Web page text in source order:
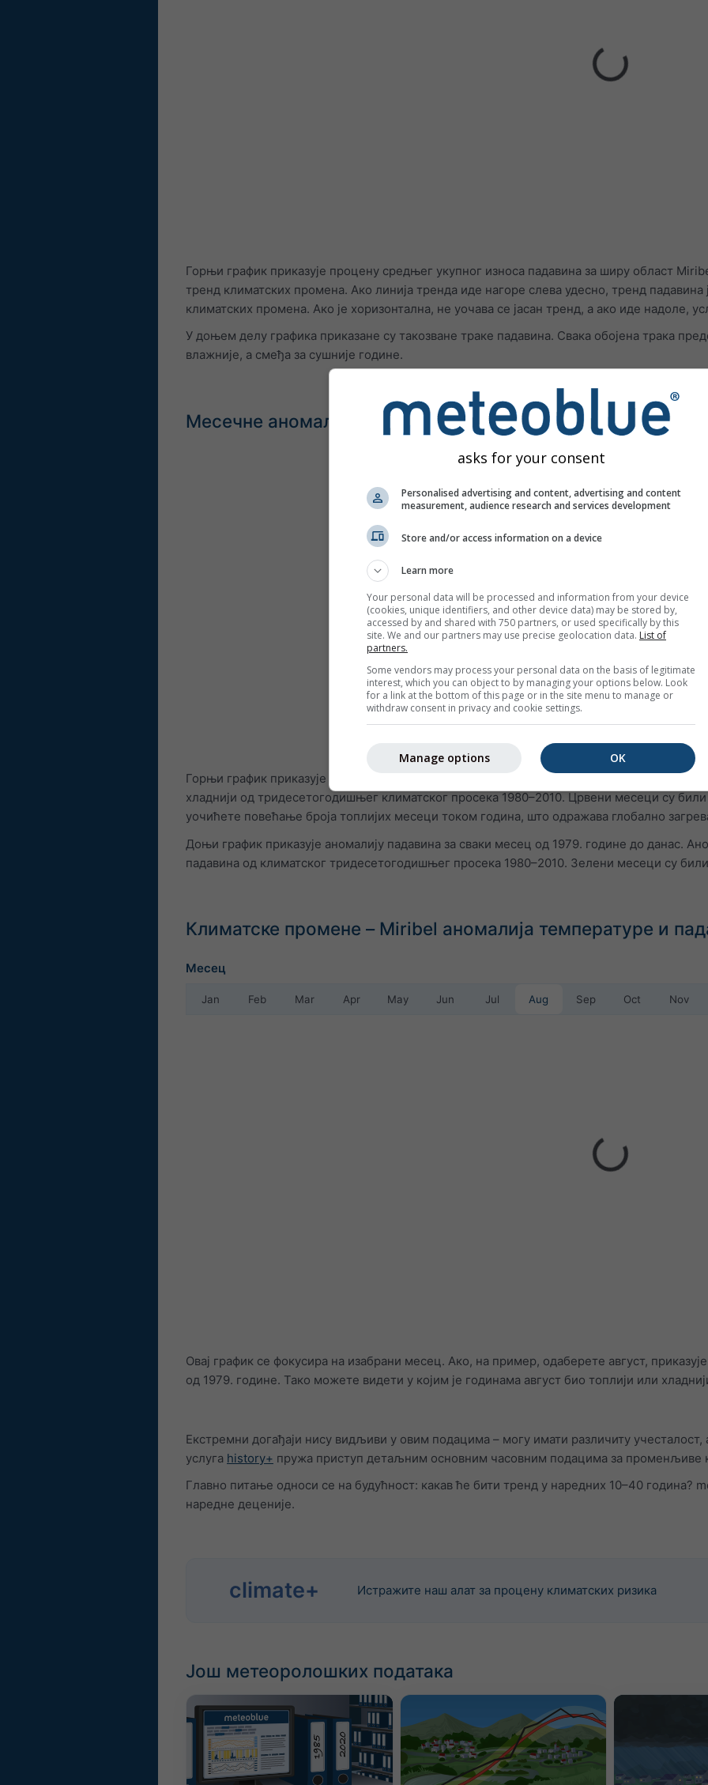
Горњи график приказује процену средњег укупног износа падавина за ширу област
тренд климатских промена. Ако линија тренда иде нагоре слева удесно, тренд падавина
климатских промена. Ако је хоризонтална, не уочава се јасан тренд, а ако иде надоле,
У доњем делу графика приказане су такозване траке падавина. Свака обојена трака
влажније, а смеђа за сушније године.
Месечне аномалије температуре и падавина - климатске
Горњи график приказује аномалију температуре за сваки месец од 1979. године до
хладнији од тридесетогодишњег климатског просека 1980–2010. Црвени месеци су
уочићете повећање броја топлијих месеци током година, што одражава глобално
Доњи график приказује аномалију падавина за сваки месец од 1979. године до данас.
падавина од климатског тридесетогодишњег просека 1980–2010. Зелени месеци су
Климатске промене – Miribel аномалија температуре и
Месец
Jan Feb Mar Apr May Jun Jul Aug Sep Oct Nov
Овај график се фокусира на изабрани месец. Ако, на пример, одаберете август,
од 1979. године. Тако можете видети у којим је годинама август био топлији или
Екстремни догађаји нису видљиви у овим подацима – могу имати различиту
услуга history+ пружа приступ детаљним основним часовним подацима за променљиве
Главно питање односи се на будућност: какав ће бити тренд у наредних 10–40 година?
наредне деценије.
climate+ Истражите наш алат за процену климатских ризика
Још метеоролошких података
asks for your consent
Personalised advertising and content, advertising and content
measurement, audience research and services development
Store and/or access information on a device
Learn more
Your personal data will be processed and information from your device
(cookies, unique identifiers, and other device data) may be stored by,
accessed by and shared with 750 partners, or used specifically by this
site. We and our partners may use precise geolocation data. List of
partners.
Some vendors may process your personal data on the basis of legitimate
interest, which you can object to by managing your options below. Look
for a link at the bottom of this page or in the site menu to manage or
withdraw consent in privacy and cookie settings.
OK
Manage options